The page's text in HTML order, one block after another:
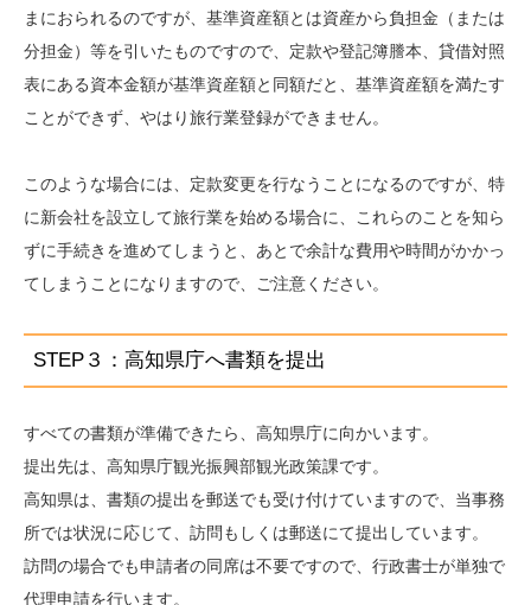
まにおられるのですが、基準資産額とは資産から負担金（または
分担金）等を引いたものですので、定款や登記簿謄本、貸借対照
表にある資本金額が基準資産額と同額だと、基準資産額を満たす
ことができず、やはり旅行業登録ができません。
このような場合には、定款変更を行なうことになるのですが、特
に新会社を設立して旅行業を始める場合に、これらのことを知ら
ずに手続きを進めてしまうと、あとで余計な費用や時間がかかっ
てしまうことになりますので、ご注意ください。
STEP３：高知県庁へ書類を提出
すべての書類が準備できたら、高知県庁に向かいます。
提出先は、高知県庁観光振興部観光政策課です。
高知県は、書類の提出を郵送でも受け付けていますので、当事務
所では状況に応じて、訪問もしくは郵送にて提出しています。
訪問の場合でも申請者の同席は不要ですので、行政書士が単独で
代理申請を行います。